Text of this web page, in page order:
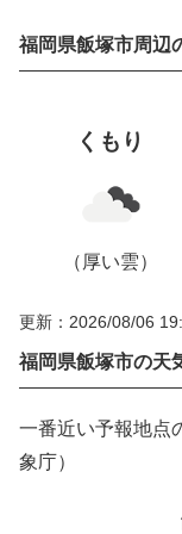
福岡県飯塚市周辺
くもり
（厚い雲）
更新：2026/08/06
福岡県飯塚市の天
一番近い予報地点
象庁）